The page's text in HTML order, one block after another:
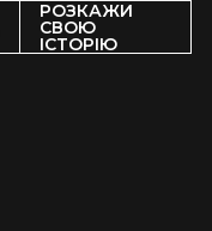
РОЗКАЖИ
СВОЮ
ІСТОРІЮ